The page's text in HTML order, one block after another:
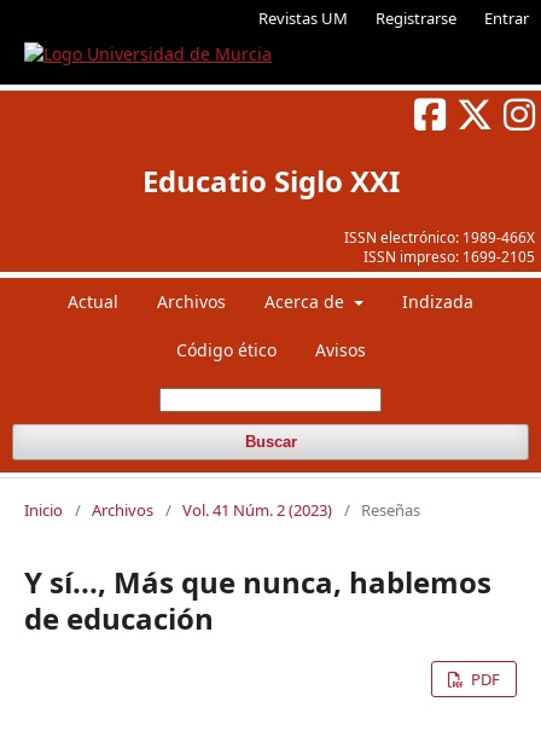
Revistas UM Registrarse Entrar
ISSN electrónico: 1989-466X
ISSN impreso: 1699-2105
Educatio Siglo XXI
Actual Archivos Acerca de Indizada
Código ético Avisos
Buscar
Inicio / Archivos / Vol. 41 Núm. 2 (2023) / Reseñas
Y sí..., Más que nunca, hablemos
de educación
PDF